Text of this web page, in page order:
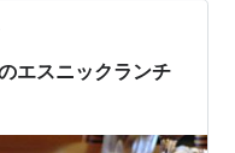
エスニックランチ